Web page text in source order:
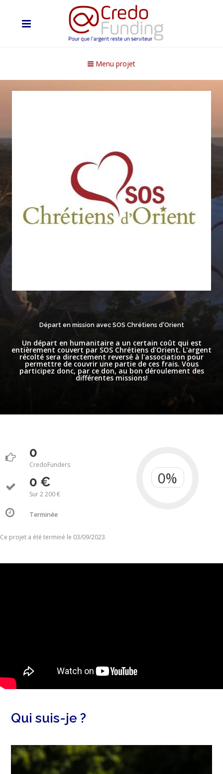
Menu projet
Départ en mission avec SOS Chrétiens d'Orient
Un départ en humanitaire a un certain coût qui est
entièrement couvert par SOS Chrétiens d'Orient. L'argent
récolté sera directement reversé à l'association pour
permettre de couvrir une partie de ces frais. Vous
participez donc, par ce don, au bon déroulement des
différentes missions!
0
CredoFunders
0 €
Sur 2 200 €
Terminée
Ce projet a été terminé le 03/09/2023.
Qui suis-je ?